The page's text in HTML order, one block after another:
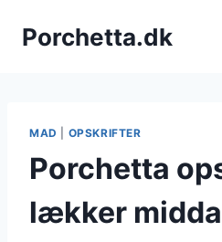
Porchetta.dk
MAD OPSKRIFTER
Porchetta
lækker